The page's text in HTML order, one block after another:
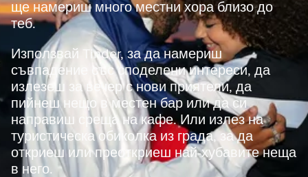
ще намериш много местни хора близо до
теб.
Използвай Tinder, за да намериш
съвпадение със споделени интереси, да
излезеш за вечер с нови приятели, да
пийнеш нещо в местен бар или да си
направиш среща на кафе. Или излез на
туристическа обиколка из града, за да
откриеш или преоткриеш най-хубавите неща
в него.